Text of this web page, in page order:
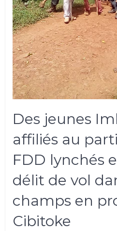
Des jeunes
affiliés au
FDD lynchés
délit de vol
champs en
Cibitoke